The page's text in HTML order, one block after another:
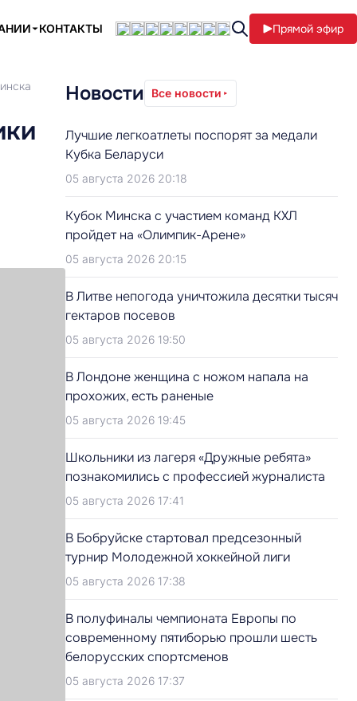
КОНТАКТЫ Прямой эфир
Новости Все новости
Лучшие легкоатлеты поспорят за медали
Кубка Беларуси
05 августа 2026 20:18
Кубок Минска с участием команд КХЛ
пройдет на «Олимпик-Арене»
05 августа 2026 20:15
В Литве непогода уничтожила десятки тысяч
гектаров посевов
05 августа 2026 19:50
В Лондоне женщина с ножом напала на
прохожих, есть раненые
05 августа 2026 19:45
Школьники из лагеря «Дружные ребята»
познакомились с профессией журналиста
05 августа 2026 17:41
В Бобруйске стартовал предсезонный
турнир Молодежной хоккейной лиги
05 августа 2026 17:38
В полуфиналы чемпионата Европы по
современному пятиборью прошли шесть
белорусских спортсменов
05 августа 2026 17:37